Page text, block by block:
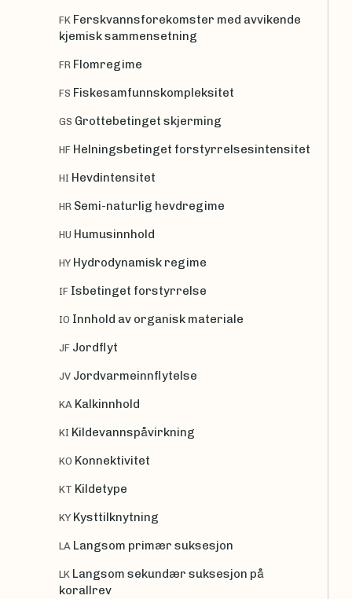
FK Ferskvannsforekomster med avvikende
kjemisk sammensetning
FR Flomregime
FS Fiskesamfunnskompleksitet
GS Grottebetinget skjerming
HF Helningsbetinget forstyrrelsesintensitet
HI Hevdintensitet
HR Semi-naturlig hevdregime
HU Humusinnhold
HY Hydrodynamisk regime
IF Isbetinget forstyrrelse
IO Innhold av organisk materiale
JF Jordflyt
JV Jordvarmeinnflytelse
KA Kalkinnhold
KI Kildevannspåvirkning
KO Konnektivitet
KT Kildetype
KY Kysttilknytning
LA Langsom primær suksesjon
LK Langsom sekundær suksesjon på
korallrev